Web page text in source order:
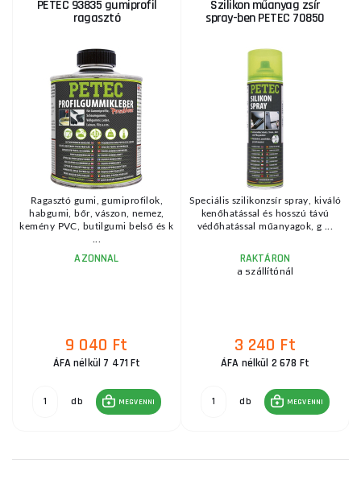
PETEC 93835 gumiprofil
ragasztó
Ragasztó gumi, gumiprofilok,
habgumi, bőr, vászon, nemez,
kemény PVC, butilgumi belső és k
AZONNAL
9 040 Ft
ÁFA nélkül 7 471 Ft
db MEGVENNI
Szilikon műanyag zsír
spray-ben PETEC 70850
Speciális szilikonzsír spray, kiváló
kenőhatással és hosszú távú
védőhatással műanyagok, g ...
RAKTÁRON
a szállítónál
3 240 Ft
ÁFA nélkül 2 678 Ft
db MEGVENNI